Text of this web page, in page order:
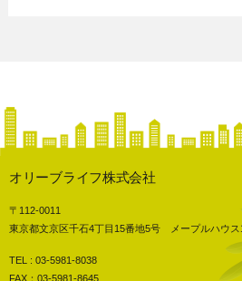
オリーブライフ株式会社
〒112-0011
東京都文京区千石4丁目15番地5号 メープルハウス
TEL : 03-5981-8038
FAX：03-5981-8645